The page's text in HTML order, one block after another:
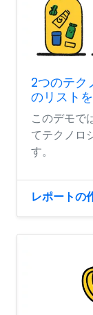
2つのテク
のリスト
このデモで
てテクノロ
す。
レポートの